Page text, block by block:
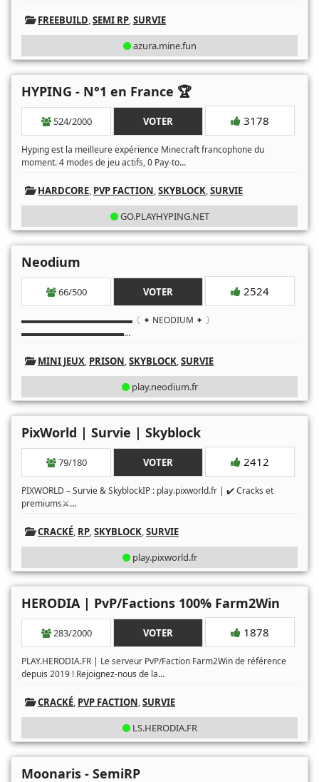
FREEBUILD,SEMI RP,SURVIE
azura.mine.fun
HYPING - N°1 en France 🏆
524/2000 VOTER 3178
Hyping est la meilleure expérience Minecraft francophone du
moment. 4 modes de jeu actifs, 0 Pay-to...
HARDCORE, PVP FACTION,SKYBLOCK,SURVIE
GO.PLAYHYPING.NET
Neodium
66/500 VOTER 2524
▬▬▬▬▬▬▬▬▬▬▬▬▬〔 ✦ NEODIUM ✦ 〕
▬▬▬▬▬▬▬▬▬▬▬▬...
MINI JEUX, PRISON,SKYBLOCK,SURVIE
play.neodium.fr
PixWorld | Survie | Skyblock
79/180 VOTER 2412
PIXWORLD – Survie & SkyblockIP : play.pixworld.fr | ✔️ Cracks et
premiums⚔...
CRACKÉ, RP,SKYBLOCK,SURVIE
play.pixworld.fr
HERODIA | PvP/Factions 100% Farm2Win
283/2000 VOTER 1878
PLAY.HERODIA.FR | Le serveur PvP/Faction Farm2Win de référence
depuis 2019 ! Rejoignez-nous de la...
CRACKÉ, PVP FACTION,SURVIE
LS.HERODIA.FR
Moonaris - SemiRP